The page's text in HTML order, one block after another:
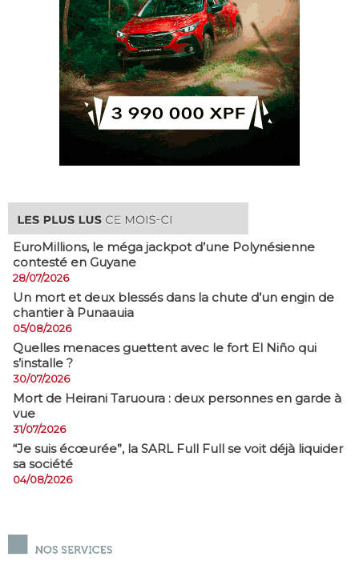
EuroMillions, ​le méga jackpot d’une Polynésienne
contesté en Guyane
28/07/2026
​Un mort et deux blessés dans la chute d’un engin de
chantier à Punaauia
05/08/2026
Quelles menaces guettent avec le fort El Niño qui
s’installe ?
30/07/2026
Mort de Heirani Taruoura : deux personnes en garde à
vue
31/07/2026
​“Je suis écœurée”, la SARL Full Full se voit déjà liquider
sa société
04/08/2026